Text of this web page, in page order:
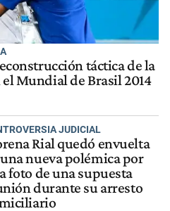
táctica de la
Mundial de Brasil 2014
JUDICIAL
Rial quedó envuelta
nueva polémica por
foto de una supuesta
durante su arresto